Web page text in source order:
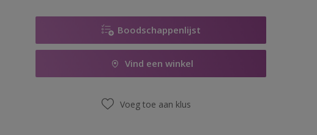
Boodschappenlijst
Vind een winkel
Voeg toe aan klus